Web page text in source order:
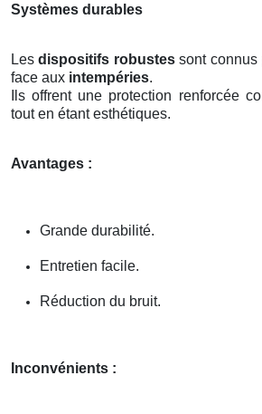
Systèmes durables
Lesdispositifs robustessont connus
face aux intempéries.
Ils offrent une protection renforcée
tout en étant esthétiques.
Avantages :
Grande durabilité.
Entretien facile.
Réduction du bruit.
Inconvénients :